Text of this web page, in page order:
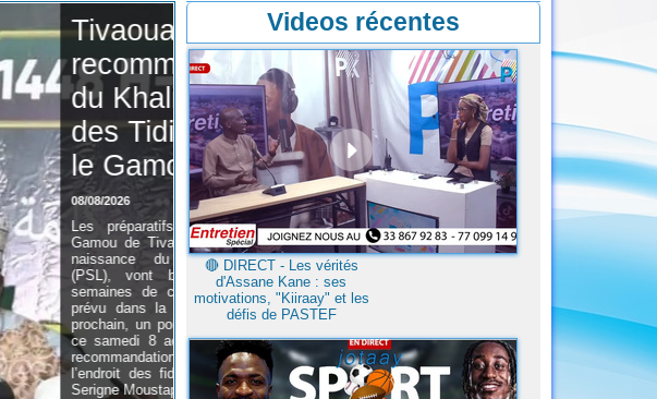
: les
général
pour
2026
de l’édition 2026 du
commémorant la
Prophète Mouhamed
train. À quelques
événement religieux,
nuit du 25 au 26 août
de presse a été tenu
pour transmettre les
du Khalife général à
Prenant la parole,
Sy Al Amine,...
Videos récentes
🔴​ DIRECT - Les vérités
d'Assane Kane : ses
motivations, "Kiiraay" et les
défis de PASTEF